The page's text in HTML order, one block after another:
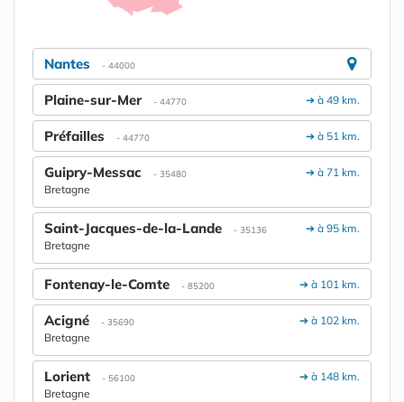
Nantes - 44000
➔ à 49 km.
Plaine-sur-Mer - 44770
➔ à 51 km.
Préfailles - 44770
➔ à 71 km.
Guipry-Messac - 35480
Bretagne
➔ à 95 km.
Saint-Jacques-de-la-Lande - 35136
Bretagne
➔ à 101 km.
Fontenay-le-Comte - 85200
➔ à 102 km.
Acigné - 35690
Bretagne
➔ à 148 km.
Lorient - 56100
Bretagne